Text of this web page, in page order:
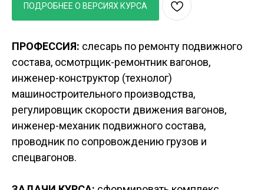
ПОДРОБНЕЕ О ВЕРСИЯХ КУРСА
ПРОФЕССИЯ: слесарь по ремонту подвижного
состава, осмотрщик-ремонтник вагонов,
инженер-конструктор (технолог)
машиностроительного производства,
регулировщик скорости движения вагонов,
инженер-механик подвижного состава,
проводник по сопровождению грузов и
спецвагонов.